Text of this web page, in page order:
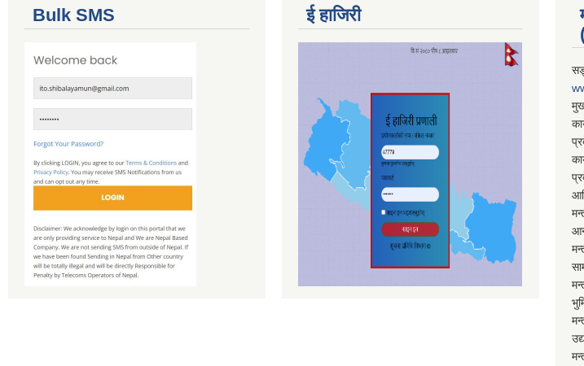
Bulk SMS ई हाजिरी